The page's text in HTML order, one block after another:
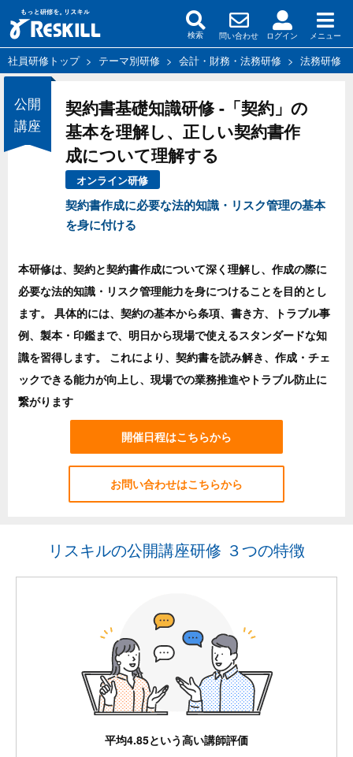
検索 問い合わせ ログイン メニュー
社員研修トップ> テーマ別研修 > 会計・財務・法務研修 > 法務研修
契約書基礎知識研修 -「契約」の
基本を理解し、正しい契約書作
成について理解する
オンライン研修
契約書作成に必要な法的知識・リスク管理の基本
を身に付ける
公開
講座
本研修は、契約と契約書作成について深く理解し、作成の際に
必要な法的知識・リスク管理能力を身につけることを目的とし
ます。 具体的には、契約の基本から条項、書き方、トラブル事
例、製本・印鑑まで、明日から現場で使えるスタンダードな知
識を習得します。 これにより、契約書を読み解き、作成・チェ
ックできる能力が向上し、現場での業務推進やトラブル防止に
繋がります
開催日程はこちらから
お問い合わせはこちらから
リスキルの公開講座研修 ３つの特徴
平均4.85という高い講師評価